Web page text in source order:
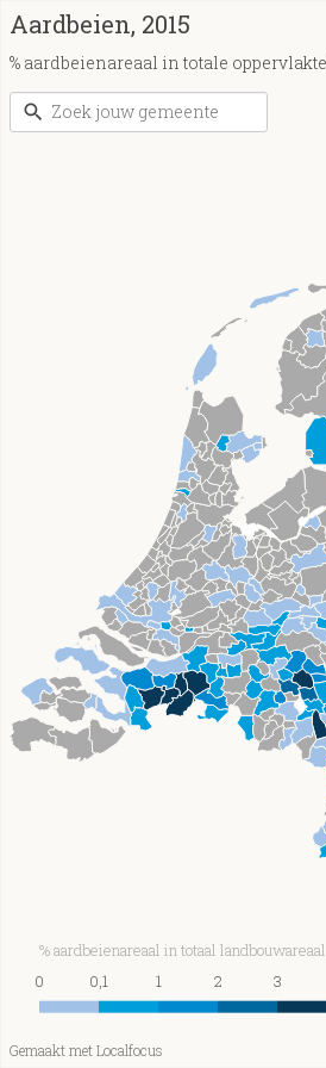
Aardbeien, 2015
% aardbeienareaal in totale
% aardbeienareaal in totaal landbouwareaal
0
0,1 1 2 3
Gemaakt met Localfocus